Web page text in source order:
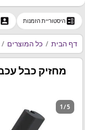
ballot היסטוריית הזמנות account_box
דף הבית כל המוצרים
1 / 5